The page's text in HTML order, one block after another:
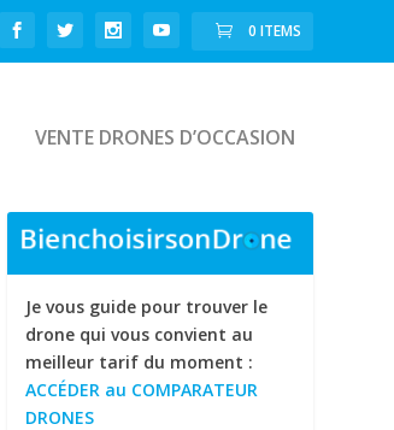
0 ITEMS
VENTE DRONES D’OCCASION
Je vous guide pour trouver le
drone qui vous convient au
meilleur tarif du moment :
ACCÉDER au COMPARATEUR
DRONES